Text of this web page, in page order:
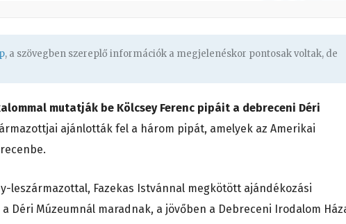
, a szövegben szereplő információk a megjelenéskor pontosak voltak, de
mutatják be Kölcsey Ferenc pipáit a debreceni Déri
ajánlották fel a három pipát, amelyek az Amerikai
leszármazottal, Fazekas Istvánnal megkötött ajándékozási
Déri Múzeumnál maradnak, a jövőben a Debreceni Irodalom